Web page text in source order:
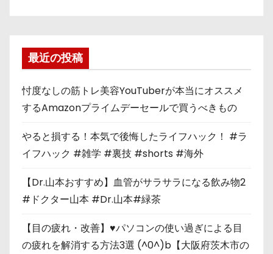
最近の投稿
忖度なしの筋トレ美容YouTuberが本当にオススメ
するAmazonプライムデーセールで買うべきもの
やると損する！本気で後悔したライフハック！ #ラ
イフハック #雑学 #裏技 #shorts #海外
【Dr.山本おすすめ】血管がサラサラになる飲み物2
#ドクター山本 #Dr.山本#緑茶
【目の疲れ・改善】♥パソコンの使い過ぎによる目
の疲れを解消する方法3選 (^0^)b【大阪府茨木市の